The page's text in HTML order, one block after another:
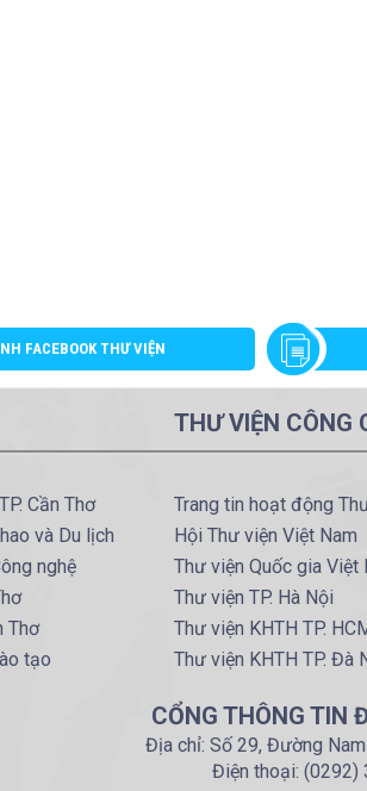
FACEBOOK THƯ VIỆN
Cần Thơ
và Du lịch
nghệ
Thơ
tạo
THƯ VIỆN CÔNG
Trang tin hoạt động
Hội Thư viện Việt Nam
Thư viện Quốc gia Việt
Thư viện TP. Hà Nội
Thư viện KHTH TP.
Thư viện KHTH TP. Đà
CỔNG THÔNG TIN
Địa chỉ: Số 29, Đường
Điện thoại: (0292)